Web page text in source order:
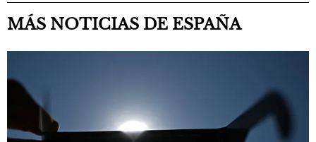
MÁS NOTICIAS DE ESPAÑA